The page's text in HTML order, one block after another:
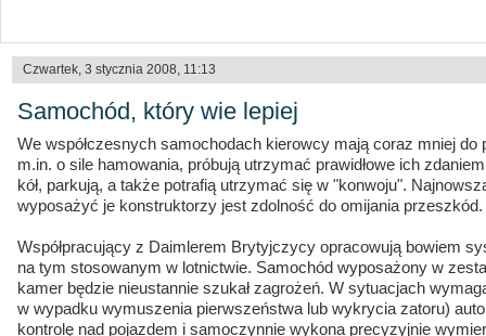
Czwartek, 3 stycznia 2008, 11:13
Samochód, który wie lepiej
We współczesnych samochodach kierowcy mają coraz mniej do
m.in. o sile hamowania, próbują utrzymać prawidłowe ich
kół, parkują, a także potrafią utrzymać się w "konwoju".
wyposażyć je konstruktorzy jest zdolność do omijania przeszkód.
Współpracujący z Daimlerem Brytyjczycy opracowują bowiem
na tym stosowanym w lotnictwie. Samochód wyposażony w
kamer będzie nieustannie szukał zagrożeń. W sytuacjach
w wypadku wymuszenia pierwszeństwa lub wykrycia zatoru)
kontrolę nad pojazdem i samoczynnie wykona precyzyjnie